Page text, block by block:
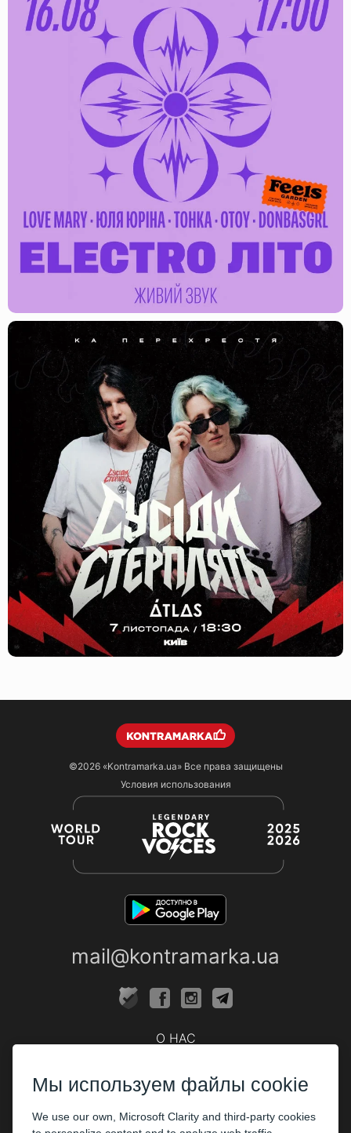
©2026 «Kontramarka.ua»Все права защищены
Условия использования
mail@kontramarka.ua
О НАС
ПАРТНЕРАМ
Организаторам
Мы используем файлы cookie
We use our own, Microsoft Clarity and third-party cookies